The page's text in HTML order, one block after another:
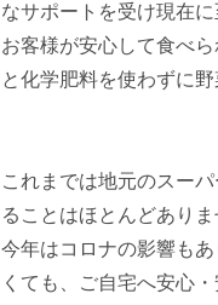
なサポートを受け現在に
お客様が安心して食べ
と化学肥料を使わずに野
これまでは地元のスー
ることはほとんどありま
今年はコロナの影響も
くても、ご自宅へ安心